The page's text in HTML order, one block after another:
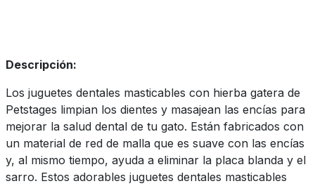
Descripción:
Los juguetes dentales masticables con hierba gatera de
Petstages limpian los dientes y masajean las encías para
mejorar la salud dental de tu gato. Están fabricados con
un material de red de malla que es suave con las encías
y, al mismo tiempo, ayuda a eliminar la placa blanda y el
sarro. Estos adorables juguetes dentales masticables